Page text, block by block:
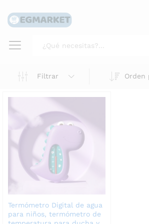
Filtrar
Termómetro Digital de agua
para niños, termómetro de